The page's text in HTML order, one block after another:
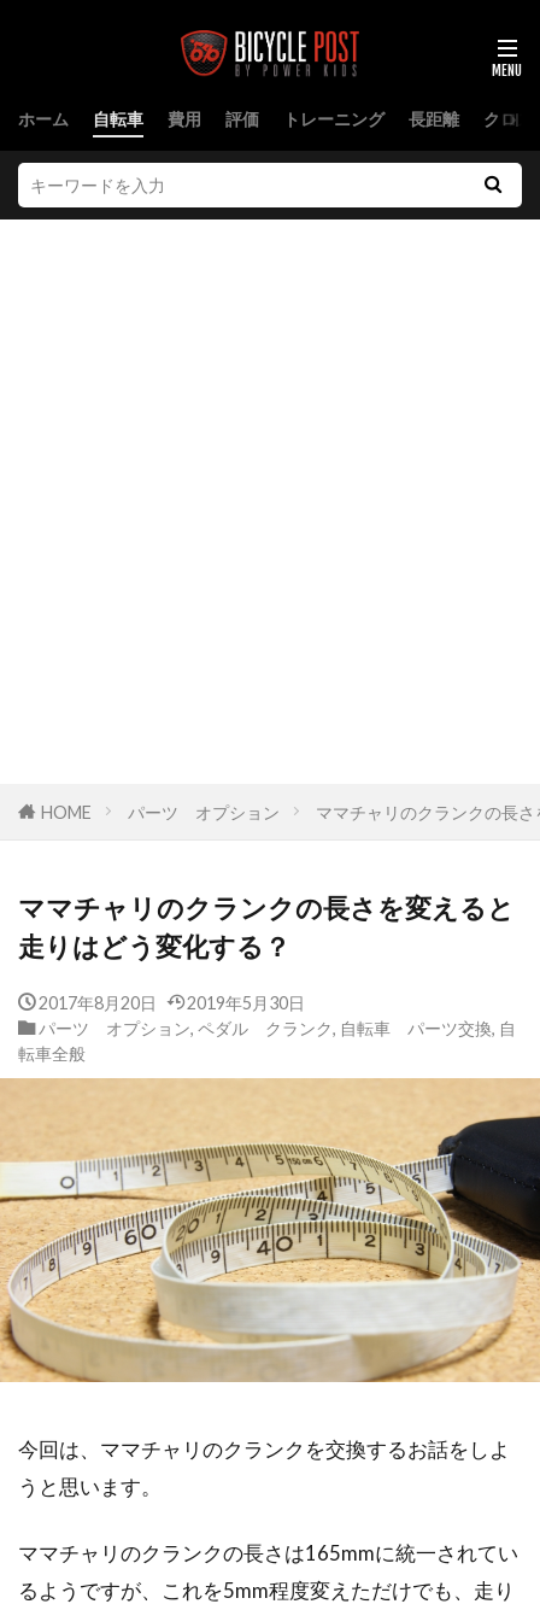
ホーム 自転車 費用 評価 トレーニング 長距離 クロス
HOME パーツ オプション ママチャリのクランクの長
ママチャリのクランクの長さを変えると
走りはどう変化する？
2017年8月20日
2019年5月30日
パーツ オプション, ペダル クランク, 自転車 パーツ交換, 自
転車全般
今回は、ママチャリのクランクを交換するお話をしよ
うと思います。
ママチャリのクランクの長さは165mmに統一されてい
るようですが、これを5mm程度変えただけでも、走り